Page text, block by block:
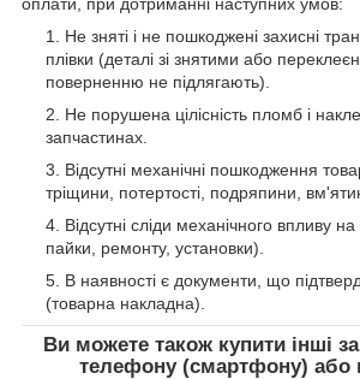
Не зняті і не пошкоджені захисні
плівки (деталі зі знятими або
поверненню не підлягають).
Не порушена цілісність пломб і
запчастинах.
Відсутні механічні пошкодження
тріщини, потертості, подряпини,
Відсутні сліди механічного впливу
пайки, ремонту, установки).
В наявності є документи, що
(товарна накладна).
Ви можете також купити інші
телефону (смартфону) або